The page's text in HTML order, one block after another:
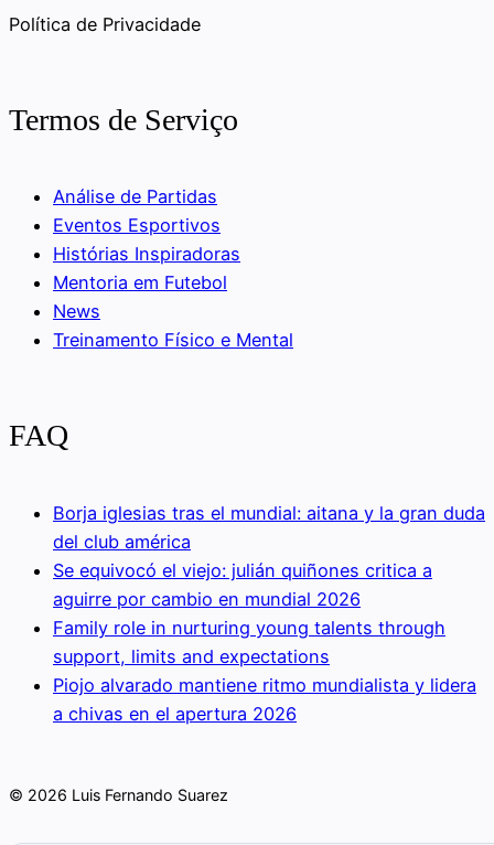
Política de Privacidade
Termos de Serviço
Análise de Partidas
Eventos Esportivos
Histórias Inspiradoras
Mentoria em Futebol
News
Treinamento Físico e Mental
FAQ
Borja iglesias tras el mundial: aitana y la gran duda
del club américa
Se equivocó el viejo: julián quiñones critica a
aguirre por cambio en mundial 2026
Family role in nurturing young talents through
support, limits and expectations
Piojo alvarado mantiene ritmo mundialista y lidera
a chivas en el apertura 2026
© 2026 Luis Fernando Suarez